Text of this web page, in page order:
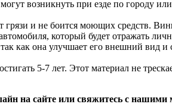
возникнуть при езде по городу
грязи и не боится моющих средств.
который будет отражать
как она улучшает его внешний вид
5-7 лет. Этот материал не
на сайте или свяжитесь с